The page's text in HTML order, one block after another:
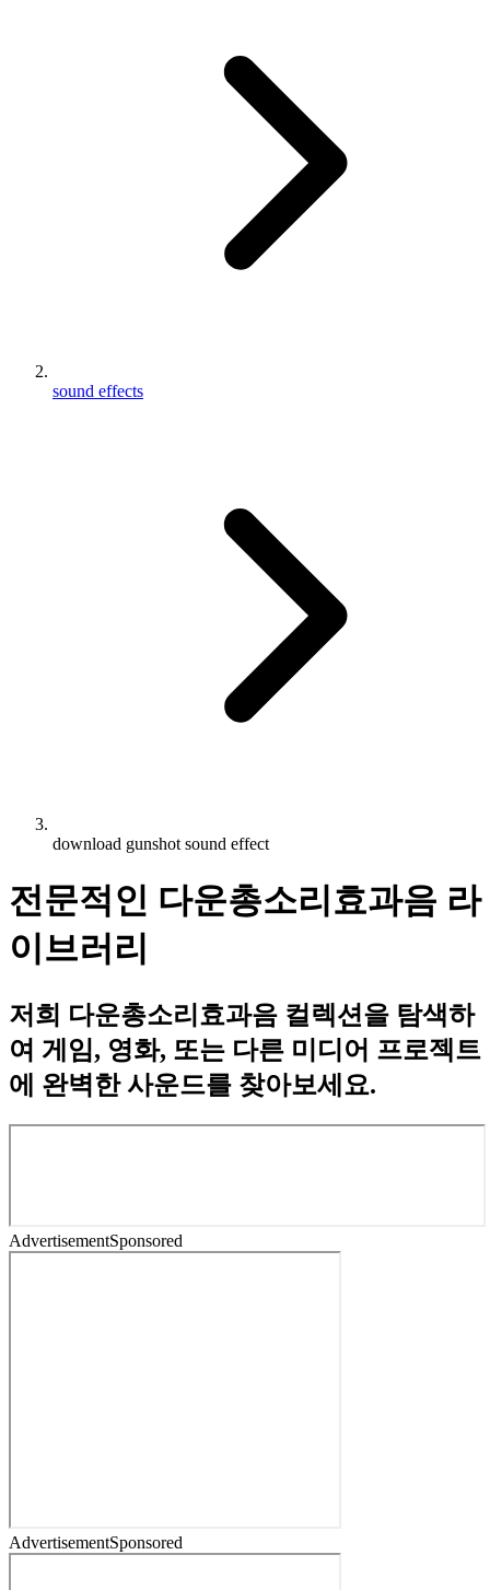
sound effects
download gunshot sound effect
전문적인 다운총소리효과음 라
이브러리
저희 다운총소리효과음 컬렉션을 탐색하
여 게임, 영화, 또는 다른 미디어 프로젝트
에 완벽한 사운드를 찾아보세요.
AdvertisementSponsored
AdvertisementSponsored